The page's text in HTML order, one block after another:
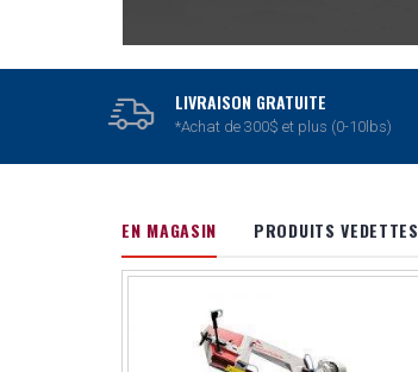
LIVRAISON GRATUITE
*Achat de 300$ et plus (0-10lbs)
EN MAGASIN PRODUITS VEDETTES